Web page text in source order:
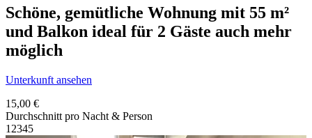
Schöne, gemütliche Wohnung mit 55 m²
und Balkon ideal für 2 Gäste auch mehr
möglich
Unterkunft ansehen
15,00 €
Durchschnitt pro Nacht & Person
1 2345